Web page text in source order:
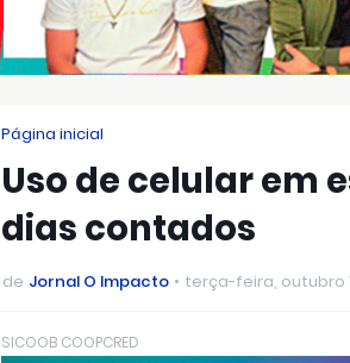
Página inicial
Uso de celular em
dias contados
de Jornal O Impacto terça-feira, outubro
SICOOB COOPCRED